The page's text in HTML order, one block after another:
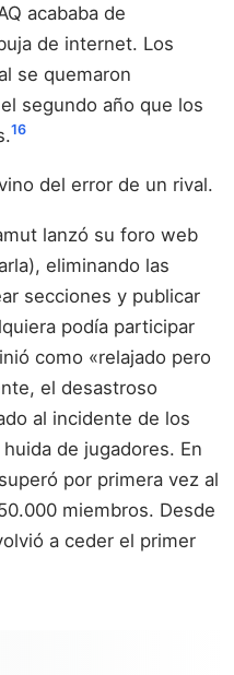
acababa de
de internet. Los
se quemaron
segundo año que los
16
del error de un rival.
lanzó su foro web
eliminando las
secciones y publicar
podía participar
como «relajado pero
el desastroso
al incidente de los
de jugadores. En
por primera vez al
miembros. Desde
a ceder el primer